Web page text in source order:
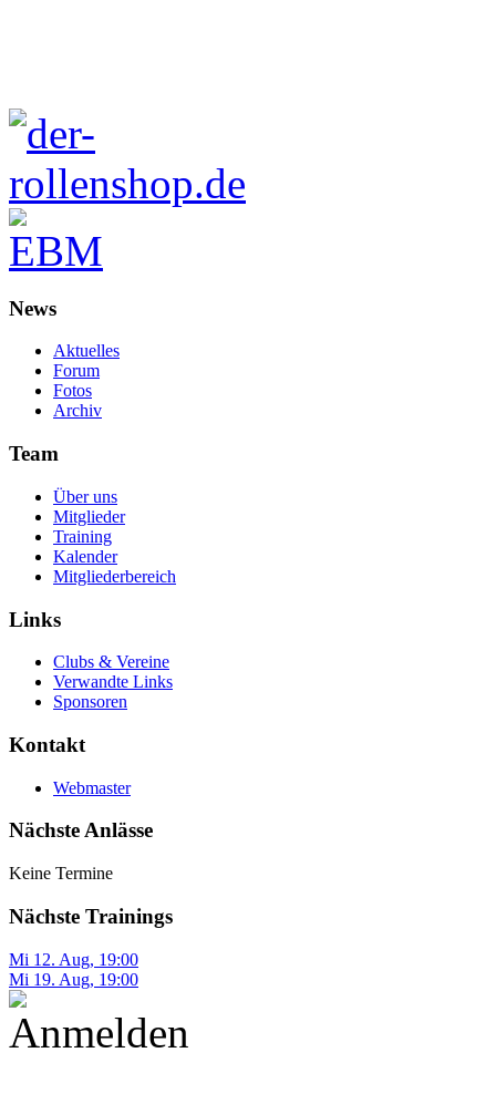
News
Aktuelles
Forum
Fotos
Archiv
Team
Über uns
Mitglieder
Training
Kalender
Mitgliederbereich
Links
Clubs & Vereine
Verwandte Links
Sponsoren
Kontakt
Webmaster
Nächste Anlässe
Keine Termine
Nächste Trainings
Mi 12. Aug, 19:00
Mi 19. Aug, 19:00